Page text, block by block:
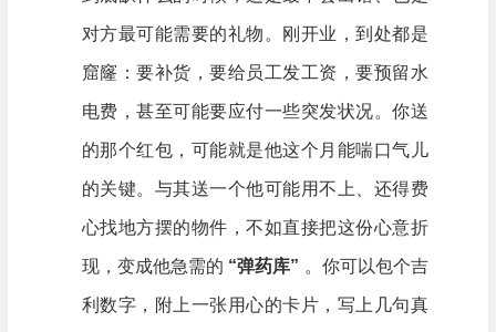
对方最可能需要的礼物。刚开业，到处都是
窟窿：要补货，要给员工发工资，要预留水
电费，甚至可能要应付一些突发状况。你送
的那个红包，可能就是他这个月能喘口气儿
的关键。与其送一个他可能用不上、还得费
心找地方摆的物件，不如直接把这份心意折
现，变成他急需的 “弹药库” 。你可以包个吉
利数字，附上一张用心的卡片，写上几句真